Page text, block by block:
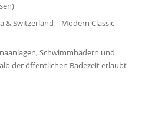
& Switzerland – Modern Classic
Schwimmbädern und
der öffentlichen Badezeit erlaubt